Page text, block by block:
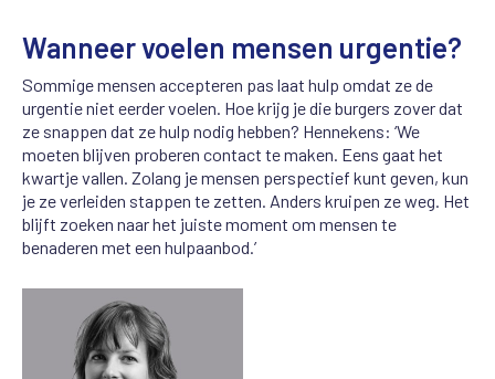
Wanneer voelen mensen urgentie?
Sommige mensen accepteren pas laat hulp omdat ze de
urgentie niet eerder voelen. Hoe krijg je die burgers zover dat
ze snappen dat ze hulp nodig hebben? Hennekens: ‘We
moeten blijven proberen contact te maken. Eens gaat het
kwartje vallen. Zolang je mensen perspectief kunt geven, kun
je ze verleiden stappen te zetten. Anders kruipen ze weg. Het
blijft zoeken naar het juiste moment om mensen te
benaderen met een hulpaanbod.’